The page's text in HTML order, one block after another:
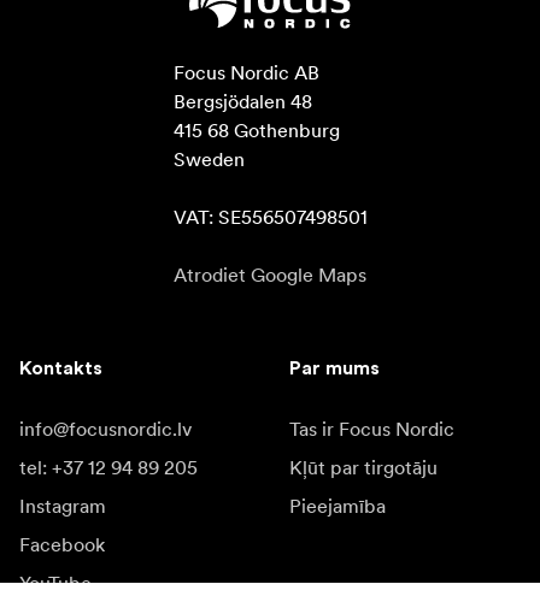
Focus Nordic AB
Bergsjödalen 48
415 68 Gothenburg
Sweden
VAT: SE556507498501
Atrodiet Google Maps
Kontakts
info@focusnordic.lv
tel: +37 12 94 89 205
Instagram
Facebook
YouTube
Par mums
Tas ir Focus Nordic
Kļūt par tirgotāju
Pieejamība